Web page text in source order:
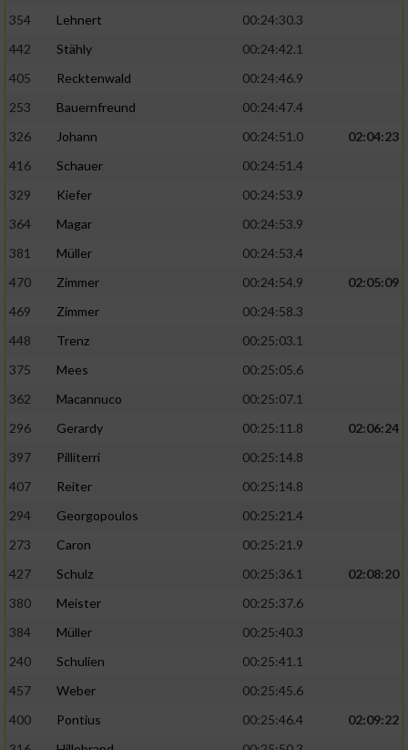
354
Lehnert
00:24:30.3
442
Stähly
00:24:42.1
405
Recktenwald
00:24:46.9
253
Bauernfreund
00:24:47.4
326
Johann 00:24:51.0
02:04:23
416
Schauer
00:24:51.4
329
Kiefer
00:24:53.9
364
Magar
00:24:53.9
381
Müller
00:24:53.4
470
Zimmer 00:24:54.9
02:05:09
469
Zimmer
00:24:58.3
448
Trenz
00:25:03.1
375
Mees
00:25:05.6
362
Macannuco
00:25:07.1
296
Gerardy 00:25:11.8
02:06:24
397
Pilliterri
00:25:14.8
407
Reiter
00:25:14.8
294
Georgopoulos
00:25:21.4
273
Caron
00:25:21.9
427
Schulz 00:25:36.1
02:08:20
380
Meister
00:25:37.6
384
Müller
00:25:40.3
240
Schulien
00:25:41.1
457
Weber
00:25:45.6
400
Pontius 00:25:46.4
02:09:22